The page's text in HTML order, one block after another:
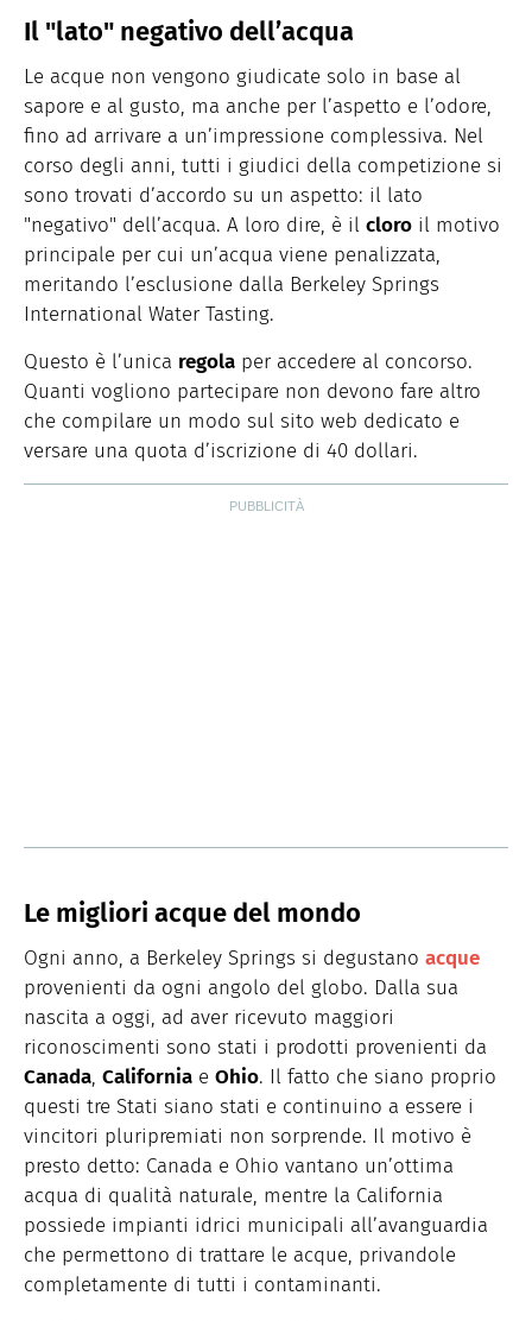
Il "lato" negativo dell’acqua
Le acque non vengono giudicate solo in base al
sapore e al gusto, ma anche per l’aspetto e l’odore,
fino ad arrivare a un’impressione complessiva. Nel
corso degli anni, tutti i giudici della competizione si
sono trovati d’accordo su un aspetto: il lato
"negativo" dell’acqua. A loro dire, è il cloro il motivo
principale per cui un’acqua viene penalizzata,
meritando l’esclusione dalla Berkeley Springs
International Water Tasting.
Questo è l’unica regola per accedere al concorso.
Quanti vogliono partecipare non devono fare altro
che compilare un modo sul sito web dedicato e
versare una quota d’iscrizione di 40 dollari.
Le migliori acque del mondo
Ogni anno, a Berkeley Springs si degustano acque
provenienti da ogni angolo del globo. Dalla sua
nascita a oggi, ad aver ricevuto maggiori
riconoscimenti sono stati i prodotti provenienti da
Canada, California e Ohio. Il fatto che siano proprio
questi tre Stati siano stati e continuino a essere i
vincitori pluripremiati non sorprende. Il motivo è
presto detto: Canada e Ohio vantano un’ottima
acqua di qualità naturale, mentre la California
possiede impianti idrici municipali all’avanguardia
che permettono di trattare le acque, privandole
completamente di tutti i contaminanti.